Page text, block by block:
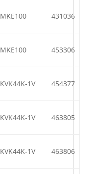
MKE100 431036
MKE100 453306
KVK44K-1V 454377
KVK44K-1V 463805
KVK44K-1V 463806